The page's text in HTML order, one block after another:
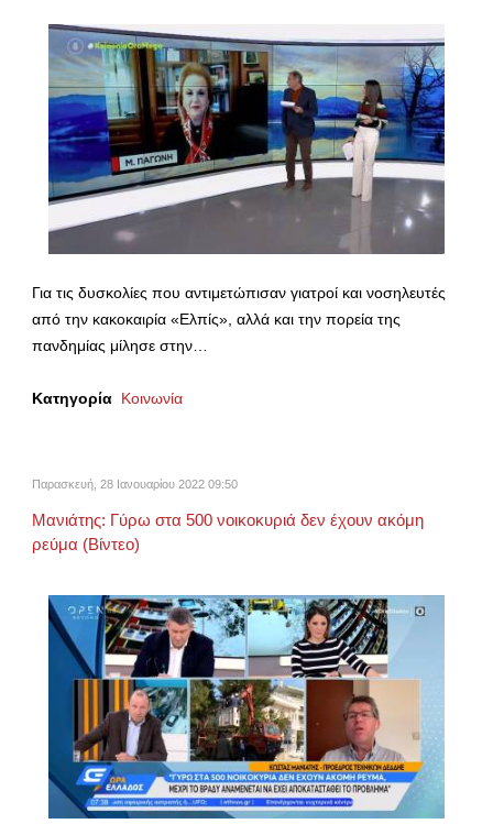
Για τις δυσκολίες που αντιμετώπισαν γιατροί και νοσηλευτές
από την κακοκαιρία «Ελπίς», αλλά και την πορεία της
πανδημίας μίλησε στην…
Κατηγορία Κοινωνία
Παρασκευή, 28 Ιανουαρίου 2022 09:50
Μανιάτης: Γύρω στα 500 νοικοκυριά δεν έχουν ακόμη
ρεύμα (Βίντεο)